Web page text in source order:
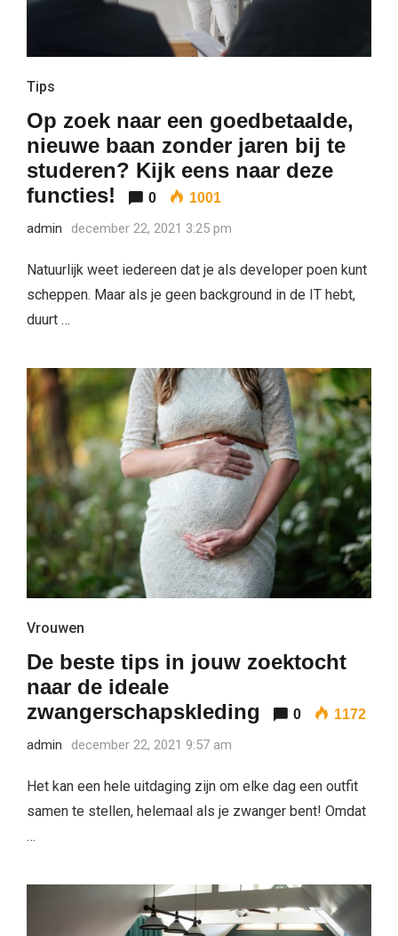
Tips
Op zoek naar een goedbetaalde,
nieuwe baan zonder jaren bij te
studeren? Kijk eens naar deze
functies!
0 1001
admin december 22, 2021 3:25 pm
Natuurlijk weet iedereen dat je als developer poen kunt
scheppen. Maar als je geen background in de IT hebt,
duurt …
Vrouwen
De beste tips in jouw zoektocht
naar de ideale
zwangerschapskleding
0 1172
admin december 22, 2021 9:57 am
Het kan een hele uitdaging zijn om elke dag een outfit
samen te stellen, helemaal als je zwanger bent! Omdat
…